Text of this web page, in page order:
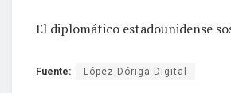
El diplomático estadounidense
Fuente: López Dóriga Digital